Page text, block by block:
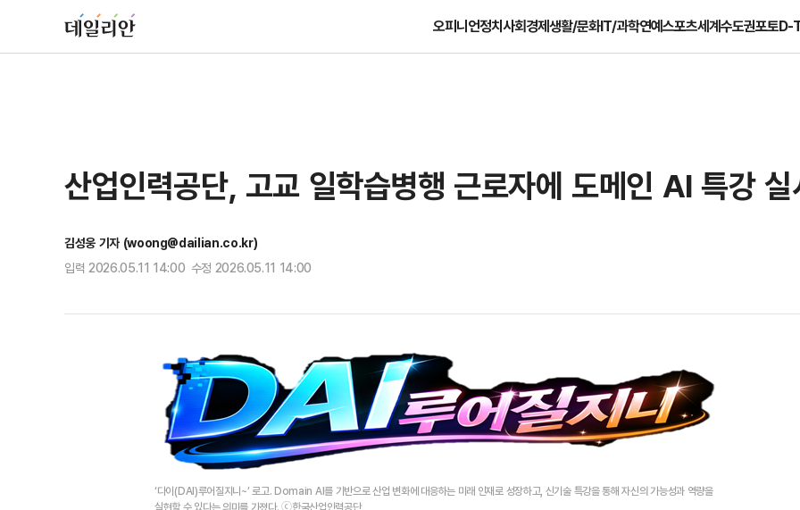
오피니언정치사회경제생활/문화IT/과학연예스포츠세계수도권포토D-
산업인력공단, 고교 일학습병행 근로자에 도메인 AI 특강
김성웅 기자 (woong@dailian.co.kr)
입력 2026.05.11 14:00 수정 2026.05.11 14:00
‘다이(DAI)루어질지니~’ 로고. Domain AI를 기반으로 산업 변화에 대응하는 미래 인재로 성장하고, 신기술 특강을 통해 자신의 가능성과 역량을
실현할 수 있다는 의미를 가졌다. ⓒ한국산업인력공단